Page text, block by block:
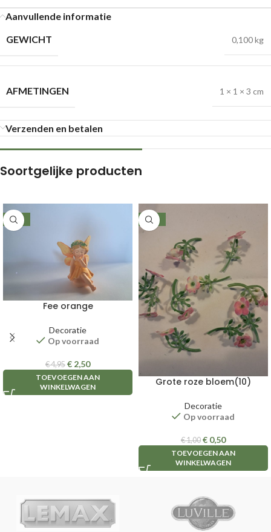
Aanvullende informatie
GEWICHT
0,100 kg
AFMETINGEN 1 × 1 × 3 cm
Verzenden en betalen
Soortgelijke producten
-49%
Fee orange
Decoratie
Op voorraad
€4,95 € 2,50
TOEVOEGEN AAN
WINKELWAGEN
-50%
Grote roze bloem(10)
Decoratie
Op voorraad
€1,00 € 0,50
TOEVOEGEN AAN
WINKELWAGEN